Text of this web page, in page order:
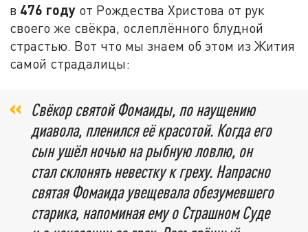
в 476 году от Рождества Христова от рук
своего же свёкра, ослеплённого блудной
страстью. Вот что мы знаем об этом из Жития
самой страдалицы:
Свёкор святой Фомаиды, по наущению
диавола, пленился её красотой. Когда его
сын ушёл ночью на рыбную ловлю, он
стал склонять невестку к греху. Напрасно
святая Фомаида увещевала обезумевшего
старика, напоминая ему о Страшном Суде